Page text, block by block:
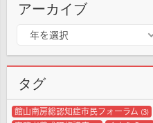
アーカイブ
カ
年を選択
タグ
館山南房総認知症市民フォーラム (3)